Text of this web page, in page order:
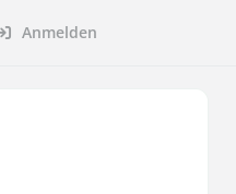
Anmelden